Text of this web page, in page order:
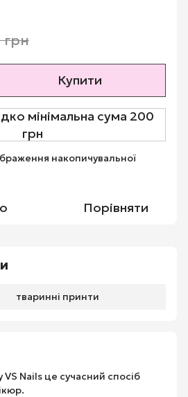
грн
Купити
мінімальна сума 200
грн
накопичувальної
Порівняти
тваринні принти
Nails це сучасний спосіб